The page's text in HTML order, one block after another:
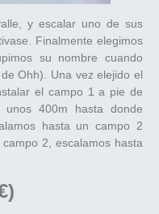
y escalar uno de sus
Finalmente elegimos
su nombre cuando
Ohh). Una vez elejido el
el campo 1 a pie de
400m hasta donde
hasta un campo 2
2, escalamos hasta